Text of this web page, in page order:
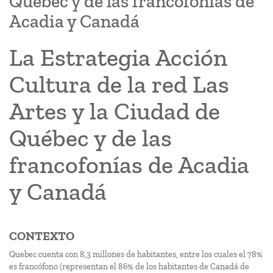
Acadia y Canadá
La Estrategia Acción
Cultura de la red Las
Artes y la Ciudad de
Québec y de las
francofonías de Acadia
y Canadá
CONTEXTO
Quebec cuenta con 8,3 millones de habitantes, entre los cuales el 78%
es francófono (representan el 86% de los habitantes de Canadá de